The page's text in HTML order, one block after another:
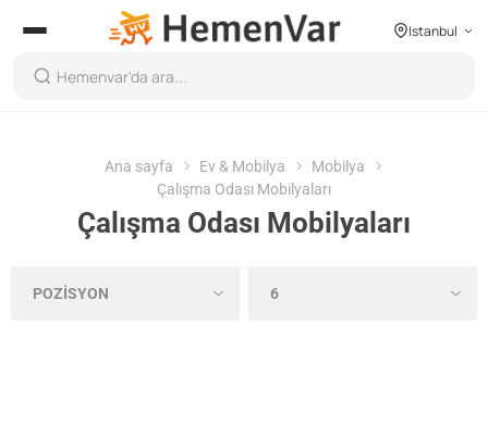
Istanbul
Ana sayfa Ev & Mobilya
Mobilya
Çalışma Odası Mobilyaları
Çalışma Odası Mobilyaları